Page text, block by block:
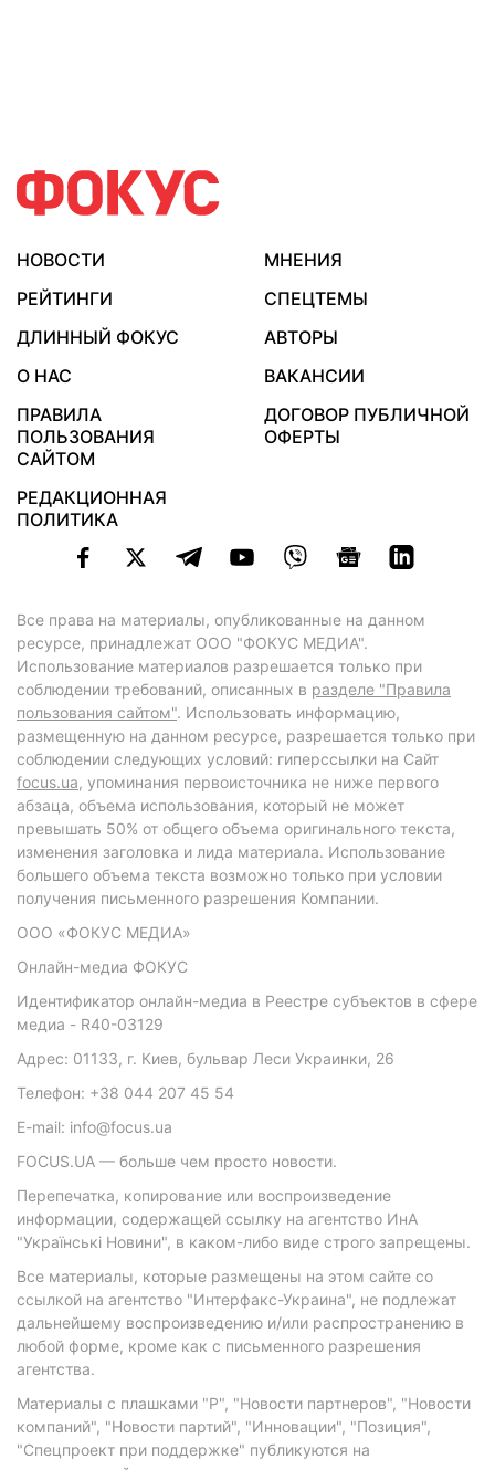
НОВОСТИ
МНЕНИЯ
РЕЙТИНГИ
СПЕЦТЕМЫ
ДЛИННЫЙ ФОКУС
АВТОРЫ
О НАС
ВАКАНСИИ
ПРАВИЛА
ПОЛЬЗОВАНИЯ
САЙТОМ
ДОГОВОР ПУБЛИЧНОЙ
ОФЕРТЫ
РЕДАКЦИОННАЯ
ПОЛИТИКА
Все права на материалы, опубликованные на данном
ресурсе, принадлежат ООО "ФОКУС МЕДИА".
Использование материалов разрешается только при
соблюдении требований, описанных в разделе "Правила
пользования сайтом". Использовать информацию,
размещенную на данном ресурсе, разрешается только при
соблюдении следующих условий: гиперссылки на Сайт
focus.ua, упоминания первоисточника не ниже первого
абзаца, объема использования, который не может
превышать 50% от общего объема оригинального текста,
изменения заголовка и лида материала. Использование
большего объема текста возможно только при условии
получения письменного разрешения Компании.
ООО «ФОКУС МЕДИА»
Онлайн-медиа ФОКУС
Идентификатор онлайн-медиа в Реестре субъектов в сфере
медиа - R40-03129
Адрес: 01133, г. Киев, бульвар Леси Украинки, 26
Телефон: +38 044 207 45 54
E-mail: info@focus.ua
FOCUS.UA — больше чем просто новости.
Перепечатка, копирование или воспроизведение
информации, содержащей ссылку на агентство ИнА
"Українські Новини", в каком-либо виде строго запрещены.
Все материалы, которые размещены на этом сайте со
ссылкой на агентство "Интерфакс-Украина", не подлежат
дальнейшему воспроизведению и/или распространению в
любой форме, кроме как с письменного разрешения
агентства.
Материалы с плашками "Р", "Новости партнеров", "Новости
компаний", "Новости партий", "Инновации", "Позиция",
"Спецпроект при поддержке" публикуются на